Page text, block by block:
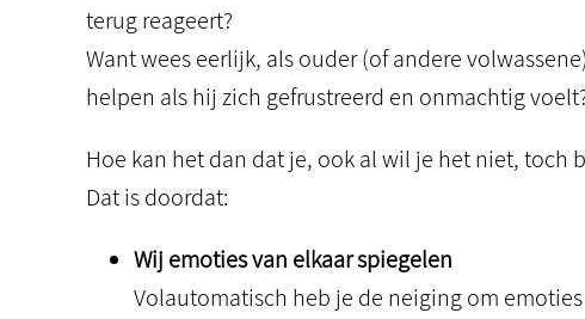
terug reageert?
Want wees eerlijk, als ouder (of andere
helpen als hij zich gefrustreerd en onmachtig
Hoe kan het dan dat je, ook al wil je het niet, toch
Dat is doordat:
Wij emoties van elkaar spiegelen
Volautomatisch heb je de neiging om